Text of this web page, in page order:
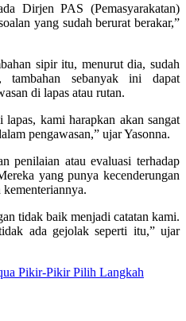
Dirjen PAS (Pemasyarakatan)
yang sudah berurat berakar,”
sipir itu, menurut dia, sudah
tambahan sebanyak ini dapat
di lapas atau rutan.
kami harapkan akan sangat
pengawasan,” ujar Yasonna.
penilaian atau evaluasi terhadap
yang punya kecenderungan
kementeriannya.
tidak baik menjadi catatan kami.
ada gejolak seperti itu,” ujar
Pikir-Pikir Pilih Langkah